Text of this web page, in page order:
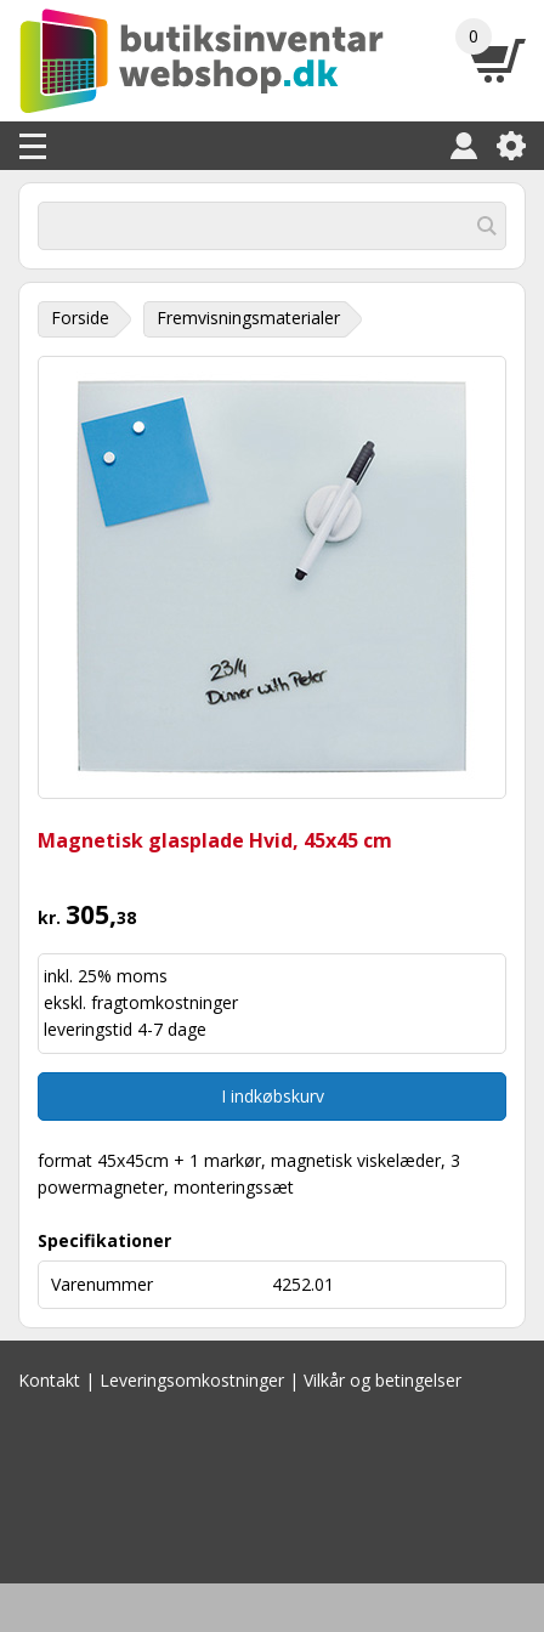
0
Forside Fremvisningsmaterialer
Magnetisk glasplade Hvid, 45x45 cm
kr. 305,38
inkl. 25% moms
ekskl. fragtomkostninger
leveringstid 4-7 dage
I indkøbskurv
format 45x45cm + 1 markør, magnetisk viskelæder, 3
powermagneter, monteringssæt
Specifikationer
Varenummer
4252.01
Kontakt | Leveringsomkostninger | Vilkår og betingelser